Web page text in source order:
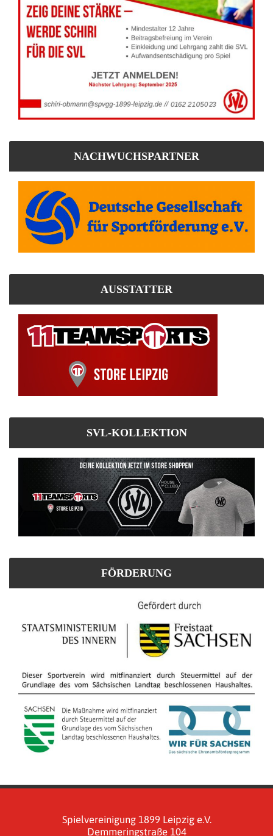
NACHWUCHSPARTNER
AUSSTATTER
SVL-KOLLEKTION
FÖRDERUNG
Spielvereinigung 1899 Leipzig e.V.
Demmeringstraße 104